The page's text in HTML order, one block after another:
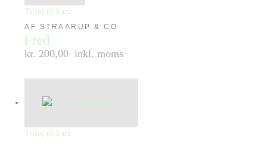
Tilføj til kurv
AF STRAARUP & CO
Fred
kr. 200,00 inkl. moms
Tilføj til kurv